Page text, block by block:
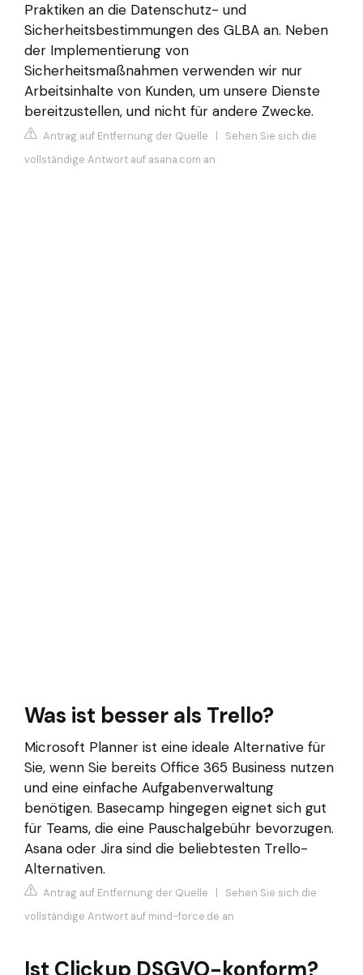
Praktiken an die Datenschutz- und
Sicherheitsbestimmungen des GLBA an. Neben
der Implementierung von
Sicherheitsmaßnahmen verwenden wir nur
Arbeitsinhalte von Kunden, um unsere Dienste
bereitzustellen, und nicht für andere Zwecke.
Antrag auf Entfernung der Quelle | Sehen Sie sich die
vollständige Antwort auf asana.com an
Was ist besser als Trello?
Microsoft Planner ist eine ideale Alternative für
Sie, wenn Sie bereits Office 365 Business nutzen
und eine einfache Aufgabenverwaltung
benötigen. Basecamp hingegen eignet sich gut
für Teams, die eine Pauschalgebühr bevorzugen.
Asana oder Jira sind die beliebtesten Trello-
Alternativen.
Antrag auf Entfernung der Quelle | Sehen Sie sich die
vollständige Antwort auf mind-force.de an